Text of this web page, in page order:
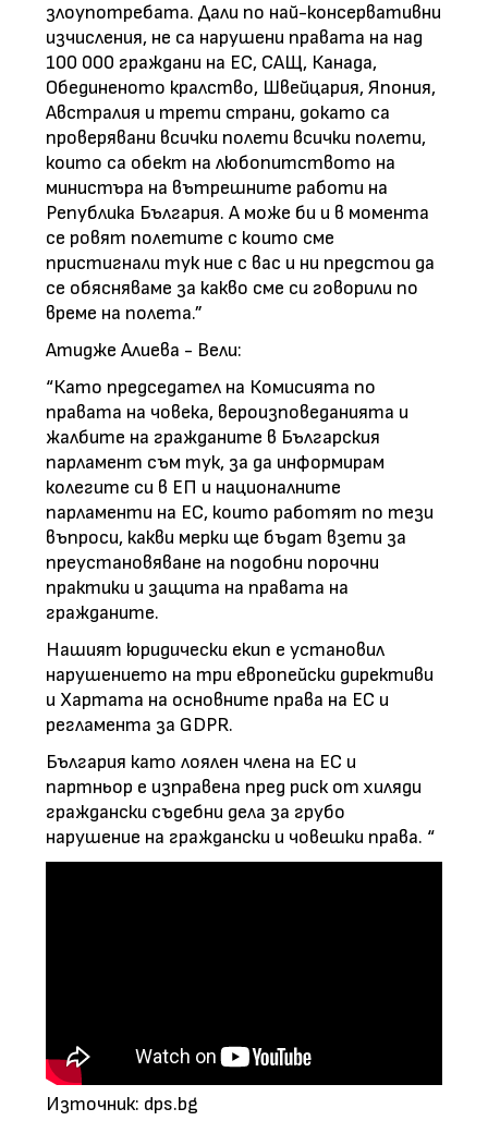
злоупотребата. Дали по най-консервативни
изчисления, не са нарушени правата на над
100 000 граждани на ЕС, САЩ, Канада,
Обединеното кралство, Швейцария, Япония,
Австралия и трети страни, докато са
проверявани всички полети всички полети,
които са обект на любопитството на
министъра на вътрешните работи на
Република България. А може би и в момента
се ровят полетите с които сме
пристигнали тук ние с вас и ни предстои да
се обясняваме за какво сме си говорили по
време на полета.”
Атидже Алиева - Вели:
“Като председател на Комисията по
правата на човека, вероизповеданията и
жалбите на гражданите в Българския
парламент съм тук, за да информирам
колегите си в ЕП и националните
парламенти на ЕС, които работят по тези
въпроси, какви мерки ще бъдат взети за
преустановяване на подобни порочни
практики и защита на правата на
гражданите.
Нашият юридически екип е установил
нарушението на три европейски директиви
и Хартата на основните права на ЕС и
регламента за GDPR.
България като лоялен члена на ЕС и
партньор е изправена пред риск от хиляди
граждански съдебни дела за грубо
нарушение на граждански и човешки права. “
Източник: dps.bg